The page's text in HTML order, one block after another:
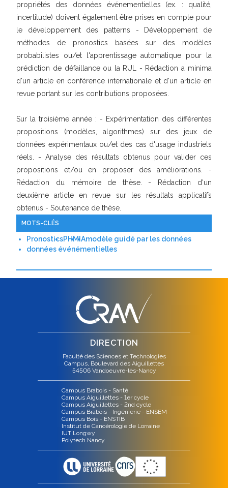
propriétés des données événementielles (ex. : qualité,
incertitude) doivent également être prises en compte pour
le développement des patterns - Développement de
méthodes de pronostics basées sur des modèles
probabilistes ou/et l'apprentissage automatique pour la
prédiction de défaillance ou la RUL - Rédaction a minima
d'un article en conférence internationale et d'un article en
revue portant sur les contributions proposées.
Sur la troisième année : - Expérimentation des différentes
propositions (modèles, algorithmes) sur des jeux de
données expérimentaux ou/et des cas d'usage industriels
réels. - Analyse des résultats obtenus pour valider ces
propositions et/ou en proposer des améliorations. -
Rédaction du mémoire de thèse. - Rédaction d'un
deuxième article en revue sur les résultats applicatifs
obtenus - Soutenance de thèse.
MOTS-CLÉS
PronosticsPHMIAmodèle guidé par les données
données événémentielles
DIRECTION
Faculté des Sciences et Technologies
Campus, Boulevard des Aiguillettes
54506 Vandoeuvre-lès-Nancy
Campus Brabois - Santé
Campus Aiguillettes - 1er cycle
Campus Aiguillettes - 2nd cycle
Campus Brabois - Ingénierie - ENSEM
Campus Bois - ENSTIB
Institut de Cancérologie de Lorraine
IUT Longwy
Polytech Nancy